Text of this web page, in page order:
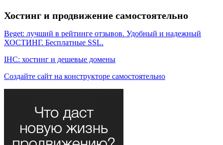
Хостинг и продвижение самостоятельно
Beget: лучший в рейтинге отзывов. Удобный и надежный
ХОСТИНГ. Бесплатные SSL.
IHC: хостинг и дешевые домены
Создайте сайт на конструкторе самостоятельно